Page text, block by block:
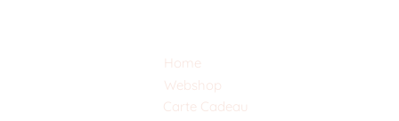
Home
Webshop
Carte Cadeau